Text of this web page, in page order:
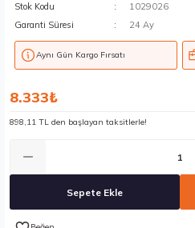
Stok Kodu
1029026
Garanti Süresi
24 Ay
Aynı Gün Kargo Fırsatı
8.333₺
898,11 TL den başlayan taksitlerle!
Sepete Ekle